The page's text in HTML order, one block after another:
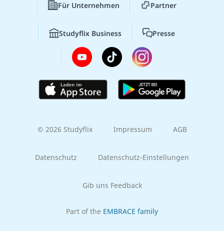
Für Unternehmen Partner
Studyflix Business Presse
© 2026 Studyflix Impressum AGB
Datenschutz Datenschutz-Einstellungen
Gib uns Feedback
Part of the EMBRACE family